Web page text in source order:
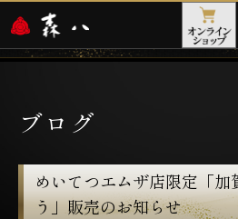
ブログ
めいてつエムザ店限定「加
う」販売のお知らせ